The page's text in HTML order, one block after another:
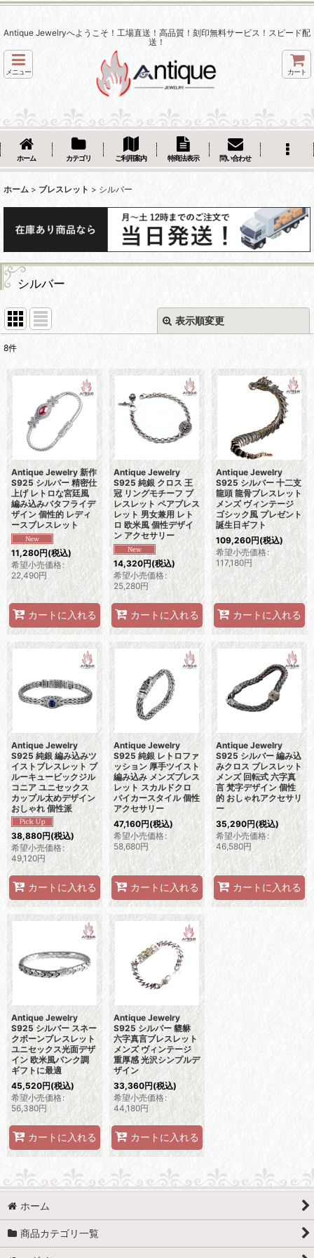
Antique Jewelryへようこそ！工場直送！高品質！刻印無料サービス！スピード配
送！
メニュー カート
ホーム カテゴリ ご利用案内 特商法表示 問い合わせ
ホーム > ブレスレット > シルバー
シルバー
表示順変更
:
絞り込む
8件
Antique Jewelry 新作
S925 シルバー 精密仕
上げ レトロな宮廷風
編み込みバタフライデ
ザイン 個性的 レディ
ースブレスレット
11,280円(税込)
希望小売価格:
22,490円
カートに入れる
Antique Jewelry
S925 純銀 クロス 王
冠 リングモチーフ ブ
レスレット ペアブレス
レット 男女兼用 レト
ロ 欧米風 個性デザイ
ン アクセサリー
14,320円(税込)
希望小売価格:
25,280円
カートに入れる
Antique Jewelry
S925 シルバー 十二支
龍頭 龍骨ブレスレット
メンズ ヴィンテージ
ゴシック風 プレゼント
誕生日ギフト
109,260円(税込)
希望小売価格:
117,180円
カートに入れる
Antique Jewelry
S925 純銀 編み込みツ
イストブレスレット ブ
ルーキュービックジル
コニア ユニセックス
カップル太めデザイン
おしゃれ 個性派
38,880円(税込)
希望小売価格 :
49,120円
カートに入れる
Antique Jewelry
S925 純銀 レトロファ
ッション 厚手ツイスト
編み込み メンズブレス
レット スカルドクロ
バイカースタイル 個性
アクセサリー
47,160円(税込)
希望小売価格:
58,680円
カートに入れる
Antique Jewelry
S925 シルバー 編み込
みクロス ブレスレット
メンズ 回転式 六字真
言 梵字デザイン 個性
的 おしゃれアクセサリ
ー
35,290円(税込)
希望小売価格:
46,580円
カートに入れる
Antique Jewelry
S925 シルバー スネー
クボーンブレスレット
ユニセックス光面デザ
イン 欧米風パンク調
ギフトに最適
45,520円(税込)
希望小売価格:
56,380円
カートに入れる
Antique Jewelry
S925 シルバー 貔貅
六字真言ブレスレット
メンズ ヴィンテージ
重厚感 光沢シンプルデ
ザイン
33,360円(税込)
希望小売価格:
44,180円
カートに入れる
ホーム
商品カテゴリ一覧